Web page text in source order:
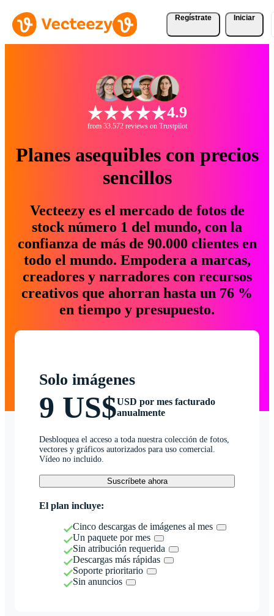
Regístrate Iniciar
4.9
from 33.572 reviews on Trustpilot
Planes asequibles con precios
sencillos
Vecteezy es el mercado de fotos de
stock número 1 del mundo, con la
confianza de más de 90.000 clientes en
todo el mundo. Empodera a marcas,
creadores y narradores con recursos
creativos que ahorran hasta un 76 %
en tiempo y presupuesto.
Solo imágenes
9 US$USD por mes facturado
anualmente
Desbloquea el acceso a toda nuestra colección de fotos,
vectores y gráficos autorizados para uso comercial.
Vídeo no incluido.
Suscríbete ahora
El plan incluye:
Cinco descargas de imágenes al mes
Un paquete por mes
Sin atribución requerida
Descargas más rápidas
Soporte prioritario
Sin anuncios